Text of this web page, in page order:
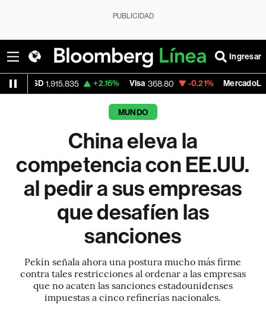
PUBLICIDAD
Ingresar
+2.16% Visa 368.80 -0.21% MercadoLibre 1,918.155
MUNDO
China eleva la
competencia con EE.UU.
al pedir a sus empresas
que desafíen las
sanciones
Pekín señala ahora una postura mucho más firme
contra tales restricciones al ordenar a las empresas
que no acaten las sanciones estadounidenses
impuestas a cinco refinerías nacionales.